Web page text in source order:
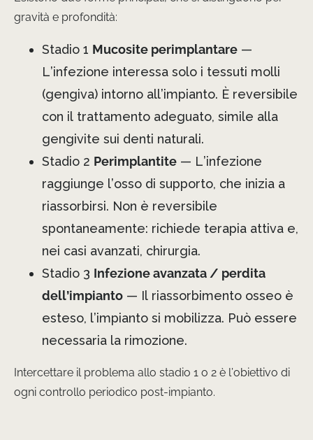
gravità e profondità:
Stadio 1 Mucosite perimplantare —
L’infezione interessa solo i tessuti molli
(gengiva) intorno all’impianto. È reversibile
con il trattamento adeguato, simile alla
gengivite sui denti naturali.
Stadio 2 Perimplantite — L’infezione
raggiunge l’osso di supporto, che inizia a
riassorbirsi. Non è reversibile
spontaneamente: richiede terapia attiva e,
nei casi avanzati, chirurgia.
Stadio 3 Infezione avanzata / perdita
dell’impianto — Il riassorbimento osseo è
esteso, l’impianto si mobilizza. Può essere
necessaria la rimozione.
Intercettare il problema allo stadio 1 o 2 è l’obiettivo di
ogni controllo periodico post-impianto.